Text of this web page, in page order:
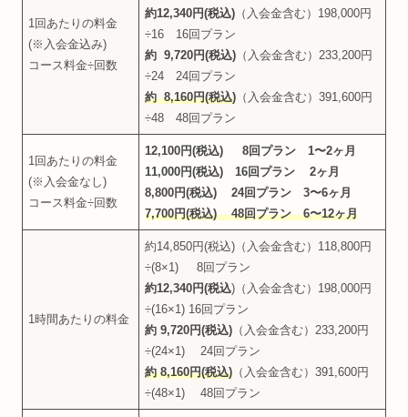
1回あたりの料金
(※入会金込み)
コース料金÷回数
約12,340円(税込) （入会金含む）198,000円
÷16 16回プラン
約 9,720円(税込) （入会金含む）233,200円
÷24 24回プラン
約 8,160円(税込) （入会金含む）391,600円
÷48 48回プラン
1回あたりの料金
(※入会金なし)
コース料金÷回数
12,100円(税込) 8回プラン 1〜2ヶ月
11,000円(税込) 16回プラン 2ヶ月
8,800円(税込) 24回プラン 3〜6ヶ月
7,700円(税込) 48回プラン 6〜12ヶ月
1時間あたりの料金
約14,850円(税込)（入会金含む）118,800円
÷(8×1) 8回プラン
約12,340円(税込)（入会金含む）198,000円
÷(16×1) 16回プラン
約 9,720円(税込) （入会金含む）233,200円
÷(24×1) 24回プラン
約 8,160円(税込) （入会金含む）391,600円
÷(48×1) 48回プラン